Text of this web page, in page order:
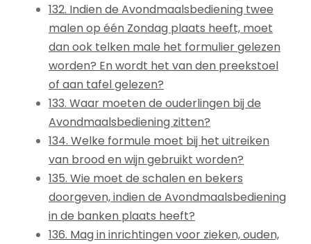
132. Indien de Avondmaalsbediening twee
malen op één Zondag plaats heeft, moet
dan ook telken male het formulier gelezen
worden? En wordt het van den preekstoel
of aan tafel gelezen?
133. Waar moeten de ouderlingen bij de
Avondmaalsbediening zitten?
134. Welke formule moet bij het uitreiken
van brood en wijn gebruikt worden?
135. Wie moet de schalen en bekers
doorgeven, indien de Avondmaalsbediening
in de banken plaats heeft?
136. Mag in inrichtingen voor zieken, ouden,